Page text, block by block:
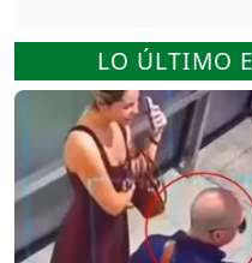
LO ÚLTIMO